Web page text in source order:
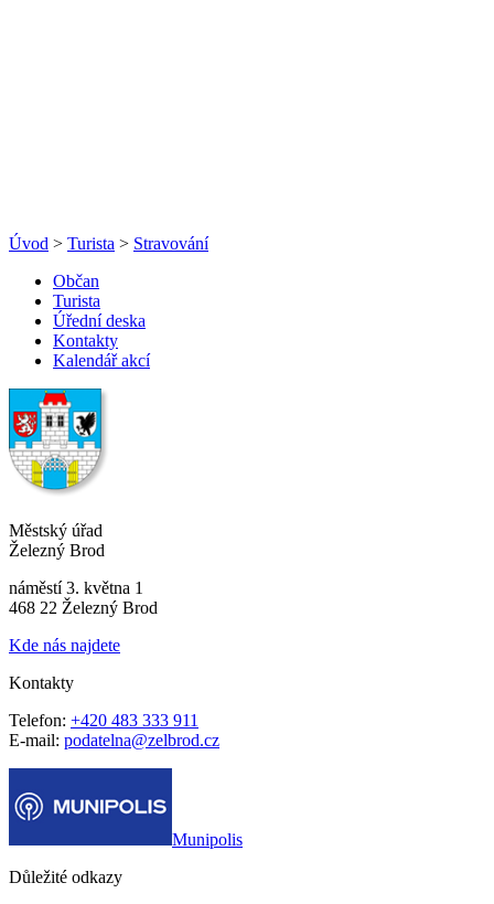
Úvod > Turista > Stravování
Občan
Turista
Úřední deska
Kontakty
Kalendář akcí
Městský úřad
Železný Brod
náměstí 3. května 1
468 22 Železný Brod
Kde nás najdete
Kontakty
Telefon: +420 483 333 911
E-mail: podatelna@zelbrod.cz
Munipolis
Důležité odkazy